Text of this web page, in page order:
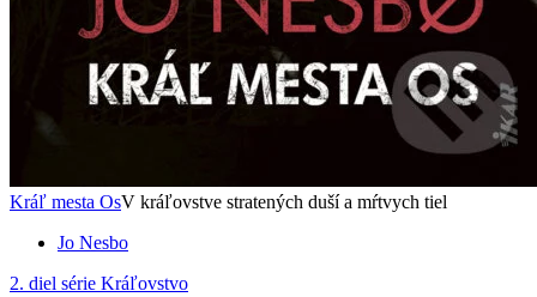
Kráľ mesta OsV kráľovstve stratených duší a mŕtvych tiel
Jo Nesbo
2. diel série Kráľovstvo